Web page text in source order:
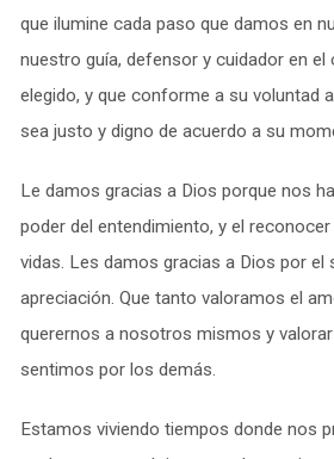
que ilumine cada paso que damos en
nuestro guía, defensor y cuidador en el
elegido, y que conforme a su voluntad
sea justo y digno de acuerdo a su
Le damos gracias a Dios porque nos
poder del entendimiento, y el
vidas. Les damos gracias a Dios por el
apreciación. Que tanto valoramos el
querernos a nosotros mismos y
sentimos por los demás.
Estamos viviendo tiempos donde nos